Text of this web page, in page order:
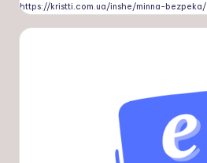
https://kristti.com.ua/inshe/minna-bezpeka/